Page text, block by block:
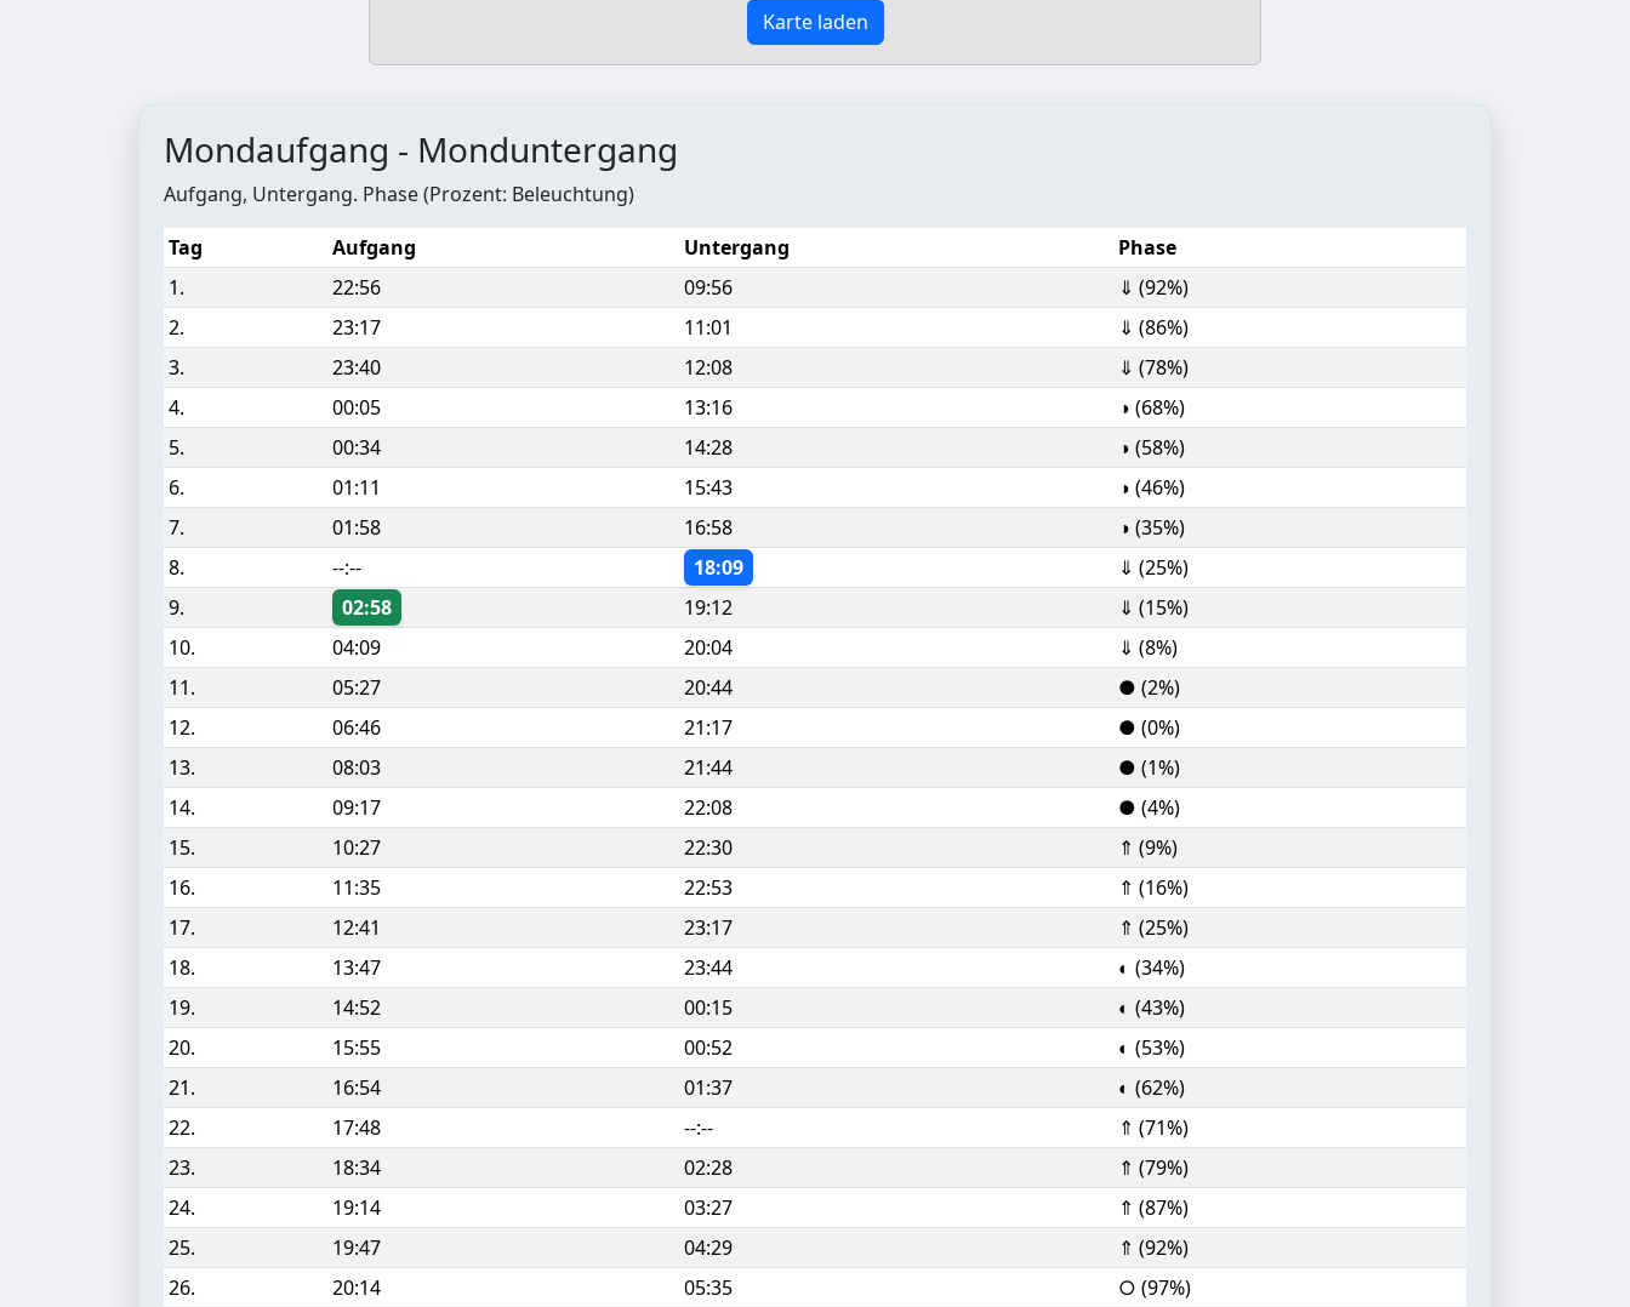
Karte laden
Mondaufgang - Monduntergang
Aufgang, Untergang. Phase (Prozent: Beleuchtung)
Tag
Aufgang Untergang
Phase
1.
22:56 09:56
⇓ (92%)
2.
23:17 11:01
⇓ (86%)
3.
23:40 12:08
⇓ (78%)
4.
00:05 13:16
◑ (68%)
5.
00:34 14:28
◑ (58%)
6.
01:11 15:43
◑ (46%)
7.
01:58 16:58
◑ (35%)
8.
--:-- 18:09
⇓ (25%)
9.
02:58 19:12
⇓ (15%)
10.
04:09 20:04
⇓ (8%)
11.
05:27 20:44
● (2%)
12.
06:46 21:17
● (0%)
13.
08:03 21:44
● (1%)
14.
09:17 22:08
● (4%)
15.
10:27 22:30
⇑ (9%)
16.
11:35 22:53
⇑ (16%)
17.
12:41 23:17
⇑ (25%)
18.
13:47 23:44
◐ (34%)
19.
14:52 00:15
◐ (43%)
20.
15:55 00:52
◐ (53%)
21.
16:54 01:37
◐ (62%)
22.
17:48 --:--
⇑ (71%)
23.
18:34 02:28
⇑ (79%)
24.
19:14 03:27
⇑ (87%)
25.
19:47 04:29
⇑ (92%)
26.
20:14 05:35
○ (97%)